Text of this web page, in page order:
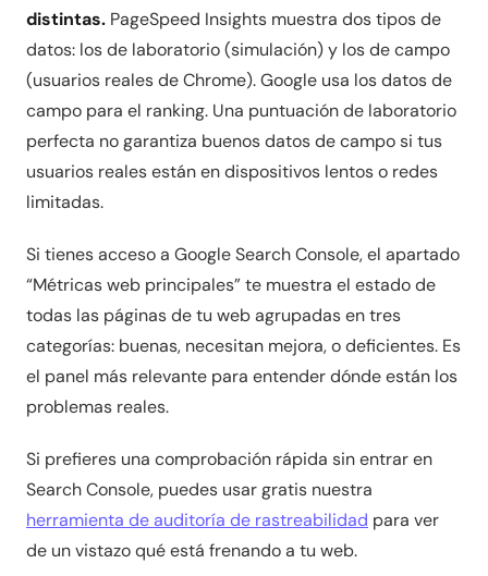
distintas. PageSpeed Insights muestra dos tipos de
datos: los de laboratorio (simulación) y los de campo
(usuarios reales de Chrome). Google usa los datos de
campo para el ranking. Una puntuación de laboratorio
perfecta no garantiza buenos datos de campo si tus
usuarios reales están en dispositivos lentos o redes
limitadas.
Si tienes acceso a Google Search Console, el apartado
“Métricas web principales” te muestra el estado de
todas las páginas de tu web agrupadas en tres
categorías: buenas, necesitan mejora, o deficientes. Es
el panel más relevante para entender dónde están los
problemas reales.
Si prefieres una comprobación rápida sin entrar en
Search Console, puedes usar gratis nuestra
herramienta de auditoría de rastreabilidad para ver
de un vistazo qué está frenando a tu web.